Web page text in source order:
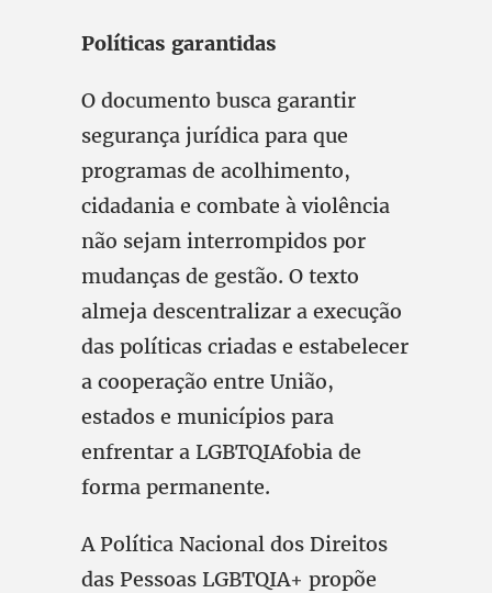
Políticas garantidas
O documento busca garantir
segurança jurídica para que
programas de acolhimento,
cidadania e combate à violência
não sejam interrompidos por
mudanças de gestão. O texto
almeja descentralizar a execução
das políticas criadas e estabelecer
a cooperação entre União,
estados e municípios para
enfrentar a LGBTQIAfobia de
forma permanente.
A Política Nacional dos Direitos
das Pessoas LGBTQIA+ propõe